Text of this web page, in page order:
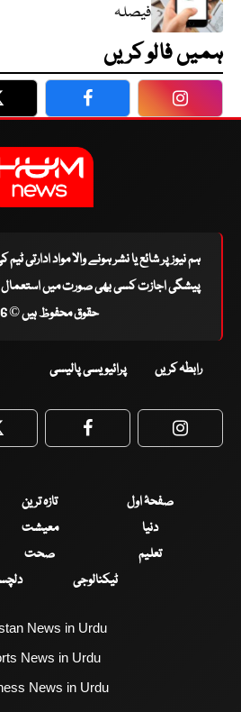
فیصلہ
ہمیں فالو کریں
Facebook
ہم نیوز پر شائع یا نشر ہونے والا مواد ادارتی
پیشگی اجازت کسی بھی صورت میں استعمال
حقوق محفوظ ہیں © 2026
رابطہ کریں پرائیویسی پالیسی
Facebook
صفحۂ اول تازہ ترین
دنیا
معیشت
تعلیم
صحت
ٹیکنالوجی
News in Urdu
News in Urdu
News in Urdu